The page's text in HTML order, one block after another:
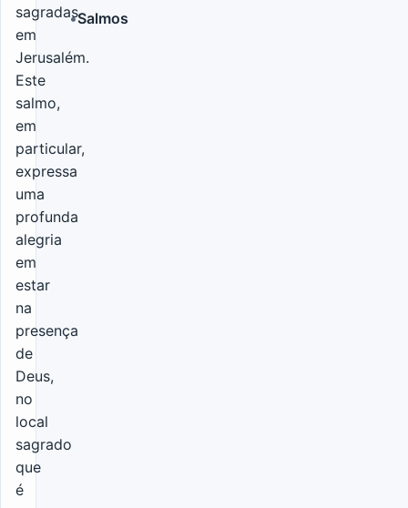
sagradas
em
Jerusalém.
Este
salmo,
em
particular,
expressa
uma
profunda
alegria
em
estar
na
presença
de
Deus,
no
local
sagrado
que
é
•Salmos